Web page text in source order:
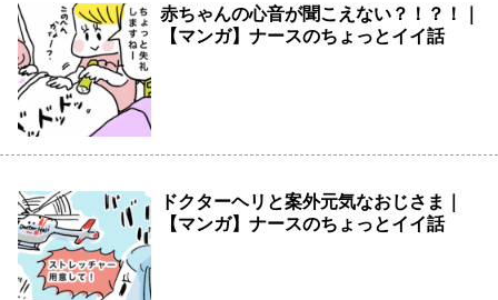
赤ちゃんの心音が聞こえない？！？！｜
【マンガ】ナースのちょっとイイ話
ドクターヘリと案外元気なおじさま｜
【マンガ】ナースのちょっとイイ話